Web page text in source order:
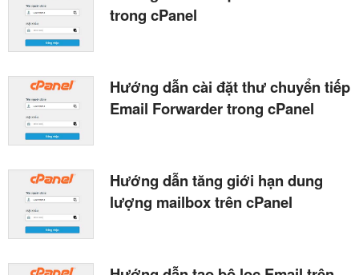
trong cPanel
Hướng dẫn cài đặt thư chuyển tiếp
Email Forwarder trong cPanel
Hướng dẫn tăng giới hạn dung
lượng mailbox trên cPanel